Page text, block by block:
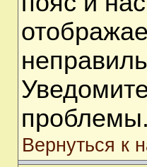
проблемы.
Вернуться к